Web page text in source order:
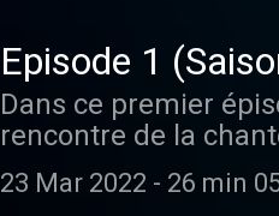
discuter
d’autres sujets
d’Océan sur :
acast.com/privacy
Episode 1
Dans ce premier
rencontre de la
dégustent les
arrondissement de
23 Mar 2022 - 26 min